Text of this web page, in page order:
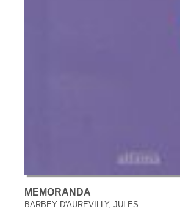
MEMORANDA
BARBEY D'AUREVILLY, JULES